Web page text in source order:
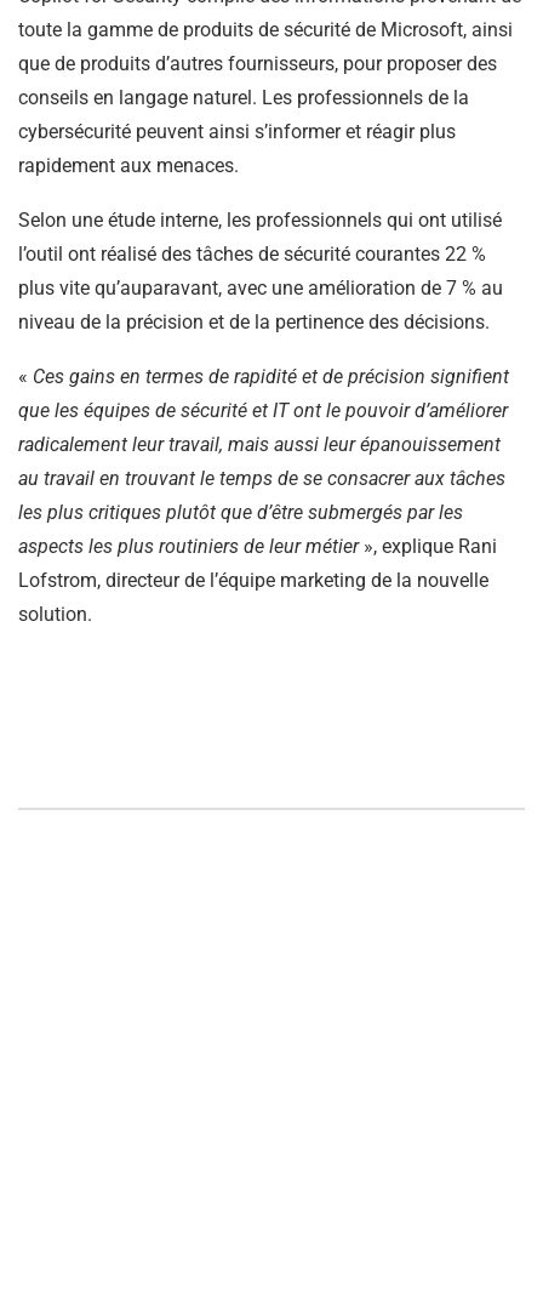
toute la gamme de produits de sécurité de Microsoft, ainsi
que de produits d’autres fournisseurs, pour proposer des
conseils en langage naturel. Les professionnels de la
cybersécurité peuvent ainsi s’informer et réagir plus
rapidement aux menaces.
Selon une étude interne, les professionnels qui ont utilisé
l’outil ont réalisé des tâches de sécurité courantes 22 %
plus vite qu’auparavant, avec une amélioration de 7 % au
niveau de la précision et de la pertinence des décisions.
« Ces gains en termes de rapidité et de précision signifient
que les équipes de sécurité et IT ont le pouvoir d’améliorer
radicalement leur travail, mais aussi leur épanouissement
au travail en trouvant le temps de se consacrer aux tâches
les plus critiques plutôt que d’être submergés par les
aspects les plus routiniers de leur métier», explique Rani
Lofstrom, directeur de l’équipe marketing de la nouvelle
solution.